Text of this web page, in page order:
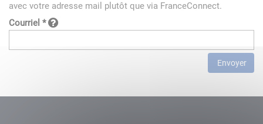
avec votre adresse mail plutôt que via FranceConnect.
Courriel *
Envoyer